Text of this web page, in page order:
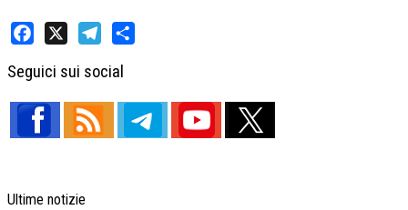
Seguici sui social
Ultime notizie